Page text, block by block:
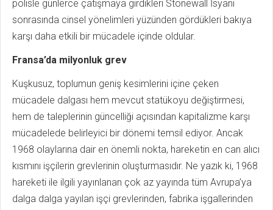
polisle günlerce çatışmaya girdikleri Stonewall İsyanı
sonrasında cinsel yönelimleri yüzünden gördükleri bakıya
karşı daha etkili bir mücadele içinde oldular.
Fransa’da milyonluk grev
Kuşkusuz, toplumun geniş kesimlerini içine çeken
mücadele dalgası hem mevcut statükoyu değiştirmesi,
hem de taleplerinin güncelliği açısından kapitalizme karşı
mücadelede belirleyici bir dönemi temsil ediyor. Ancak
1968 olaylarına dair en önemli nokta, hareketin en can alıcı
kısmını işçilerin grevlerinin oluşturmasıdır. Ne yazık ki, 1968
hareketi ile ilgili yayınlanan çok az yayında tüm Avrupa’ya
dalga dalga yayılan işçi grevlerinden, fabrika işgallerinden